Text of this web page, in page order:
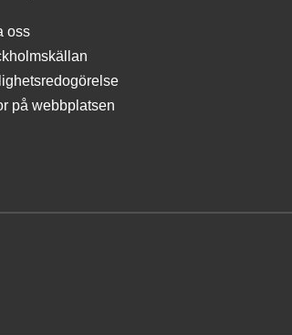
oss
på webbplatsen